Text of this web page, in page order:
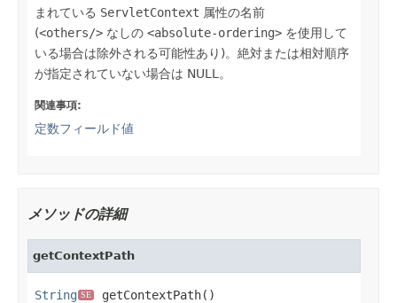
まれている ServletContext 属性の名前
(<others/> なしの <absolute-ordering> を使用して
いる場合は除外される可能性あり)。絶対または相対順序
が指定されていない場合は NULL。
関連事項:
定数フィールド値
メソッドの詳細
getContextPath
String SE getContextPath()